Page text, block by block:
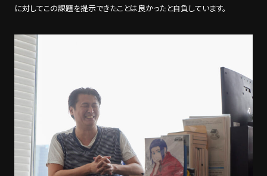
に対してこの課題を提示できたことは良かったと自負しています。